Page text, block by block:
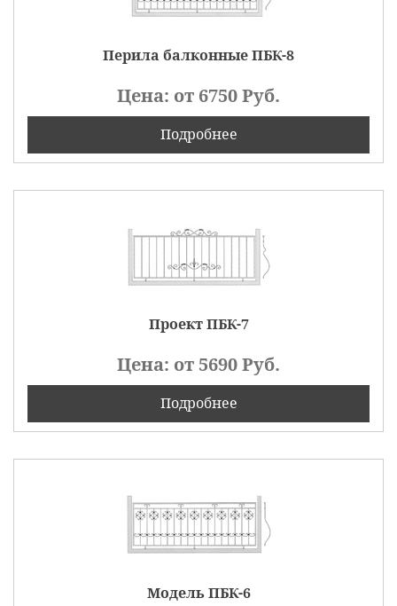
Перила балконные ПБК-8
Цена: от 6750 Руб.
Подробнее
Проект ПБК-7
Цена: от 5690 Руб.
Подробнее
Модель ПБК-6